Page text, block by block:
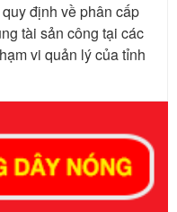
định về phân cấp
tài sản công tại các
vi quản lý của tỉnh